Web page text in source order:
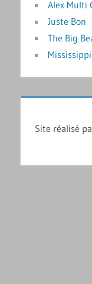
Alex Multi
Juste Bon
The Big
Site réalisé